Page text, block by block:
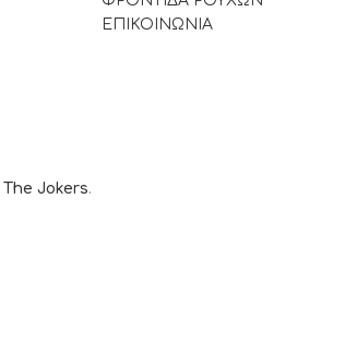
ΕΠΙΚΟΙΝΩΝΙΑ
The Jokers.